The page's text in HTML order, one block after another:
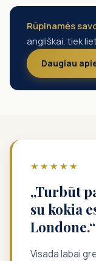
Rūpinamės
angliškai, tiek
Daugiau
★★★★★
„Turbūt
su kokia
Londone.“
Visada labai